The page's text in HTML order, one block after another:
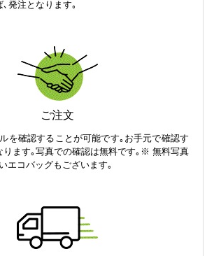
発注となります｡
ご注文
を確認することが可能です｡お手元で確認す
ります｡写真での確認は無料です｡※ 無料写真
エコバッグもございます｡